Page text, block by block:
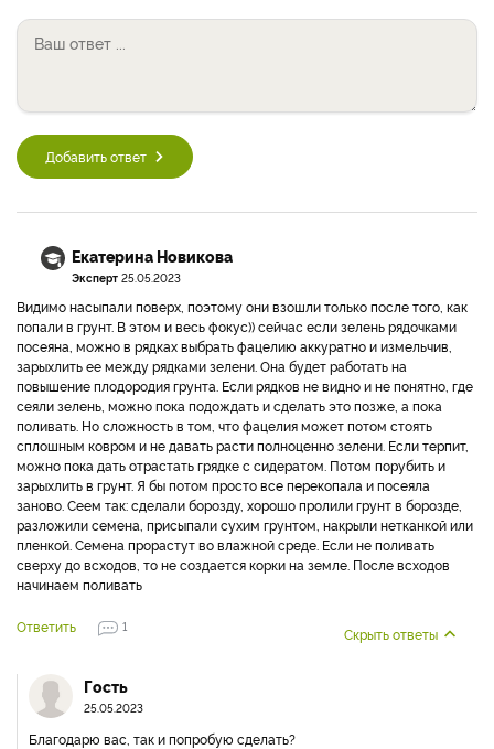
Добавить ответ
Екатерина Новикова
Эксперт 25.05.2023
Видимо насыпали поверх, поэтому они взошли только после того, как
попали в грунт. В этом и весь фокус)) сейчас если зелень рядочками
посеяна, можно в рядках выбрать фацелию аккуратно и измельчив,
зарыхлить ее между рядками зелени. Она будет работать на
повышение плодородия грунта. Если рядков не видно и не понятно, где
сеяли зелень, можно пока подождать и сделать это позже, а пока
поливать. Но сложность в том, что фацелия может потом стоять
сплошным ковром и не давать расти полноценно зелени. Если терпит,
можно пока дать отрастать грядке с сидератом. Потом порубить и
зарыхлить в грунт. Я бы потом просто все перекопала и посеяла
заново. Сеем так: сделали борозду, хорошо пролили грунт в борозде,
разложили семена, присыпали сухим грунтом, накрыли нетканкой или
пленкой. Семена прорастут во влажной среде. Если не поливать
сверху до всходов, то не создается корки на земле. После всходов
начинаем поливать
Ответить 1 Скрыть ответы
Гость
25.05.2023
Благодарю вас, так и попробую сделать?